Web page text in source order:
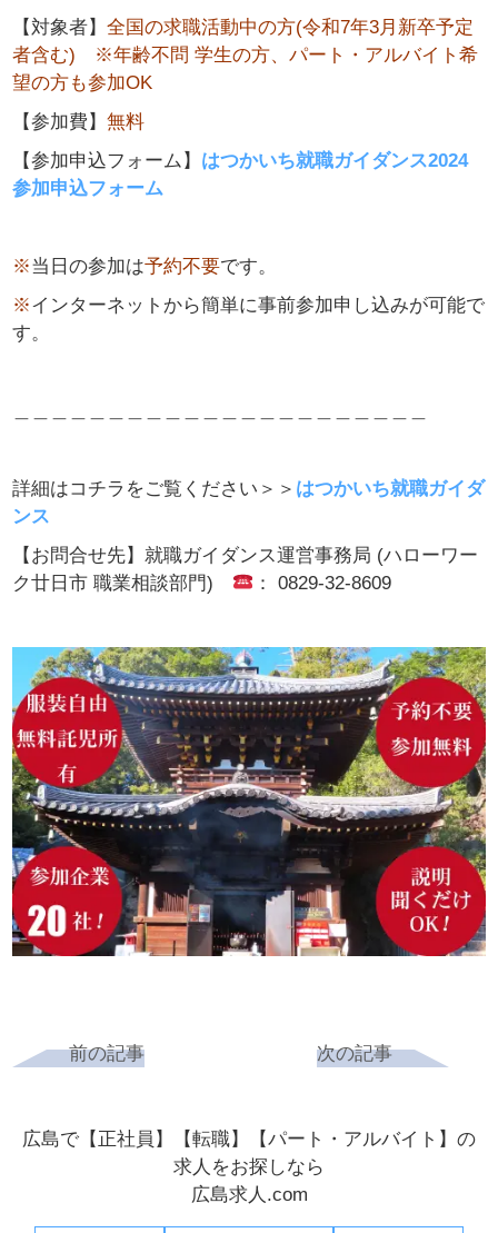
【対象者】全国の求職活動中の方(令和7年3月新卒予定
者含む) ※年齢不問 学生の方、パート・アルバイト希
望の方も参加OK
【参加費】無料
【参加申込フォーム】 はつかいち就職ガイダンス2024
参加申込フォーム
※当日の参加は予約不要です。
※インターネットから簡単に事前参加申し込みが可能で
す。
詳細はコチラをご覧ください＞＞ はつかいち就職ガイダ
ンス
【お問合せ先】 就職ガイダンス運営事務局 (ハローワー
ク廿日市 職業相談部門)
： 0829-32-8609
前の記事 次の記事
広島で【正社員】【転職】【パート・アルバイト】の
求人をお探しなら
広島求人.com